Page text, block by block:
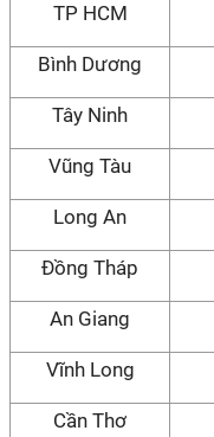
TP HCM
Bình Dương
Tây Ninh
Vũng Tàu
Long An
Đồng Tháp
An Giang
Vĩnh Long
Cần Thơ